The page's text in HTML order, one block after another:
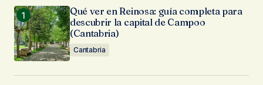
Qué ver en Reinosa: guía completa para
descubrir la capital de Campoo
(Cantabria)
Cantabria